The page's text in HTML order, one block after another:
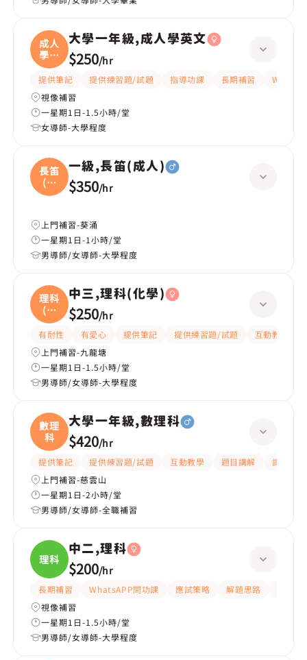
成人
學英
文
大學一年級,成人學英文
$250/hr
提供筆記 提供練習題/試題 指導功課 長期補習
視像補習
一星期1日-1.5小時/堂
女導師-大學程度
長笛
(成
人
一級,長笛(成人)
$350/hr
上門補習-葵涌
一星期1日-1小時/堂
男導師/女導師-大學程度
理科
(化
學
中三,理科(化學)
$250/hr
有耐性 有愛心 提供筆記 提供練習題/試題 互動教學
上門補習-九龍塘
一星期1日-1.5小時/堂
男導師/女導師-大學程度
數理
科
大學一年級,數理科
$420/hr
提供筆記 提供練習題/試題 互動教學 題目講解
課程設計
上門補習-慈雲山
一星期1日-2小時/堂
男導師/女導師-全職補習
理科
中二,理科
$200/hr
長期補習 WhatsAPP問功課 應試策略 解題思路
視像補習
一星期1日-1.5小時/堂
男導師/女導師-大學程度